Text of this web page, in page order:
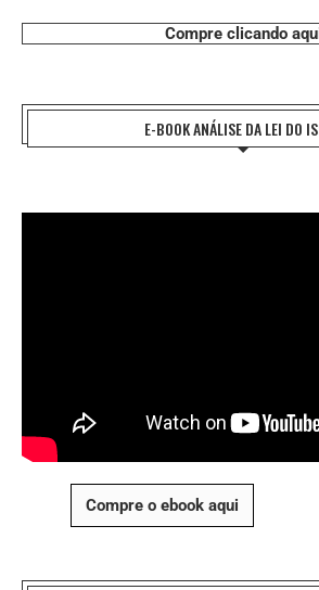
Compre clicando
E-BOOK ANÁLISE DA LEI DO
Compre o ebook aqui